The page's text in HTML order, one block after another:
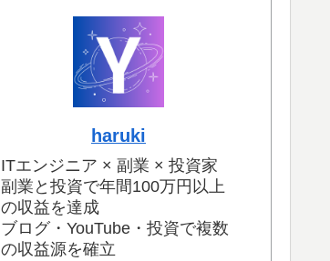
haruki
ITエンジニア × 副業 × 投資家
副業と投資で年間100万円以上
の収益を達成
ブログ・YouTube・投資で複数
の収益源を確立